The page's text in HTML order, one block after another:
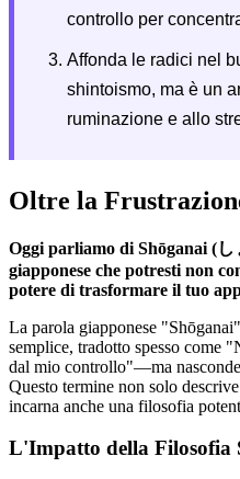
controllo per
Affonda le radici nel
shintoismo, ma è un
ruminazione e allo
Oltre la
Oggi parliamo di Shōganai (
giapponese che potresti non
potere di trasformare il tuo
La parola giapponese
semplice, tradotto spesso come
dal mio controllo"—ma
Questo termine non solo
incarna anche una filosofia
L'Impatto della Filosofia